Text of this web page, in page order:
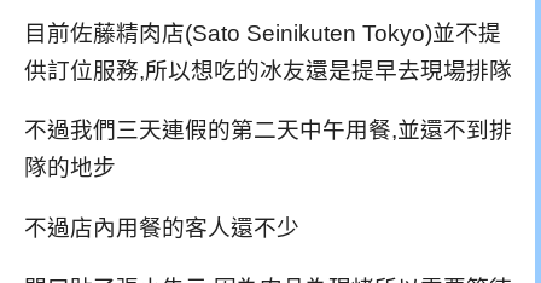
目前佐藤精肉店(Sato Seinikuten Tokyo)並不提
供訂位服務,所以想吃的冰友還是提早去現場排隊
不過我們三天連假的第二天中午用餐,並還不到排
隊的地步
不過店內用餐的客人還不少